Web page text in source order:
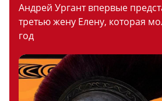
Андрей Ургант впервые
третью жену Елену, которая
год